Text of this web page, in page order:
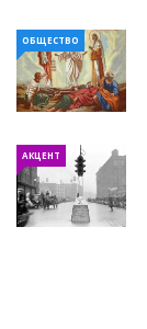
ОБЩЕСТВО
АКЦЕНТ